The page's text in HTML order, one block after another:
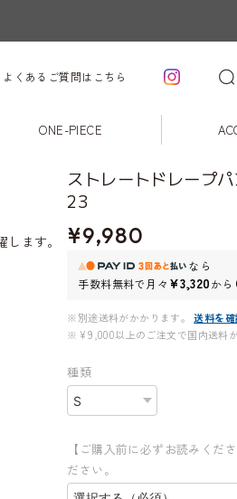
よくあるご質問はこちら
ONE-PIECE
ます。
ストレートドレープ
23
¥9,980
なら
手数料無料で月々 ¥3,320から
※別途送料がかかります。
送料を確
※¥9,000以上のご注文で国内送料が
種類
【ご購入前に必ずお読みくだ
ださい。